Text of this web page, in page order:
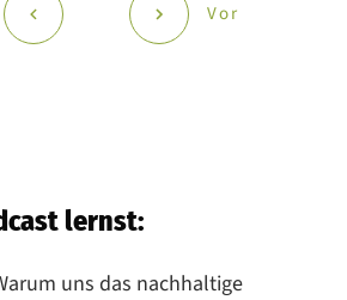
Vor
lernst:
uns das nachhaltige